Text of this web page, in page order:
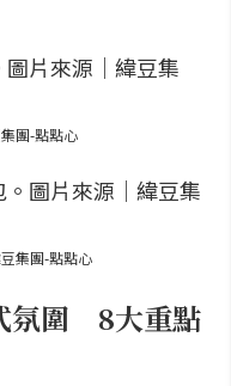
團-點點心
集團-點點心
氛圍 8大重點